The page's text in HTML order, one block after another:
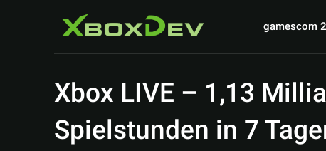
gamescom
Xbox LIVE – 1,13
Spielstunden in 7